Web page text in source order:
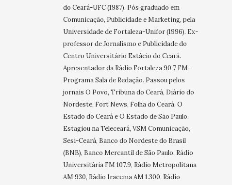
do Ceará-UFC (1987). Pós graduado em
Comunicação, Publicidade e Marketing, pela
Universidade de Fortaleza-Unifor (1996). Ex-
professor de Jornalismo e Publicidade do
Centro Universitário Estácio do Ceará.
Apresentador da Rádio Fortaleza 90,7 FM-
Programa Sala de Redação. Passou pelos
jornais O Povo, Tribuna do Ceará, Diário do
Nordeste, Fort News, Folha do Ceará, O
Estado do Ceará e O Estado de São Paulo.
Estagiou na Teleceará, VSM Comunicação,
Sesi-Ceará, Banco do Nordeste do Brasil
(BNB), Banco Mercantil de São Paulo, Rádio
Universitária FM 107.9, Rádio Metropolitana
AM 930, Rádio Iracema AM 1.300, Rádio